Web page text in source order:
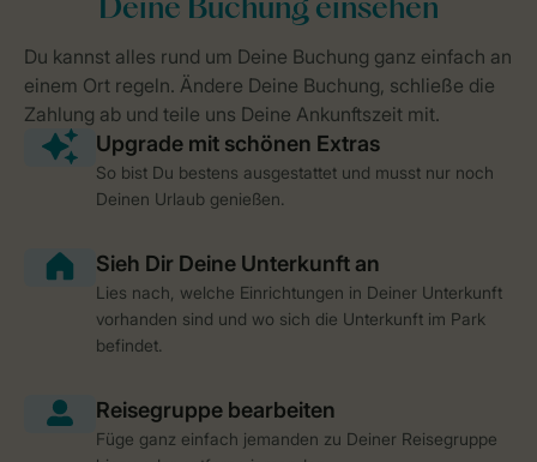
So bist Du bestens ausgestattet und musst nur noch
Deinen Urlaub genießen.
Lies nach, welche Einrichtungen in Deiner Unterkunft
vorhanden sind und wo sich die Unterkunft im Park
befindet.
Füge ganz einfach jemanden zu Deiner Reisegruppe